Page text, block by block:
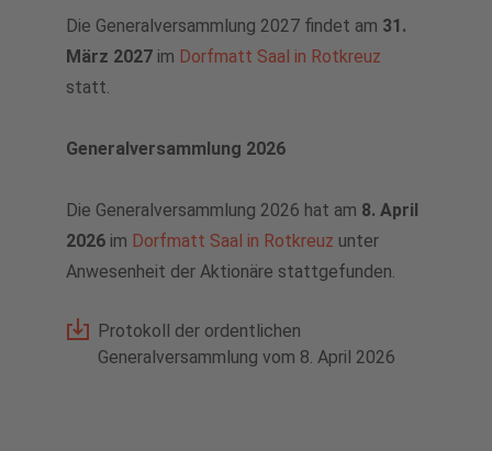
Generalversammlung
Analysten
Aktie
Downloads
Medienkontakt
Downloads für Medienschaffende
Offene Stellen mobilezone reload
Offene Lehrstellen
Die Generalversammlung 2027 findet am 31.
März 2027 im Dorfmatt Saal in Rotkreuz
statt.
Generalversammlung 2026
Die Generalversammlung 2026 hat am 8. April
2026 im Dorfmatt Saal in Rotkreuz unter
Anwesenheit der Aktionäre stattgefunden.
Protokoll der ordentlichen
Generalversammlung vom 8. April 2026